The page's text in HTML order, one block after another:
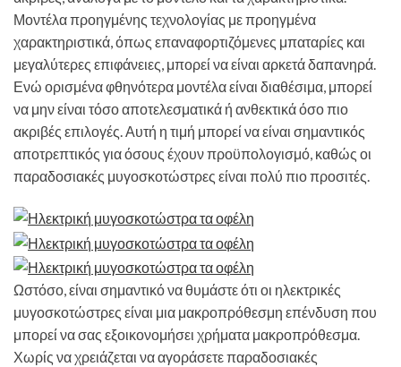
Μοντέλα προηγμένης τεχνολογίας με προηγμένα
χαρακτηριστικά, όπως επαναφορτιζόμενες μπαταρίες και
μεγαλύτερες επιφάνειες, μπορεί να είναι αρκετά δαπανηρά.
Ενώ ορισμένα φθηνότερα μοντέλα είναι διαθέσιμα, μπορεί
να μην είναι τόσο αποτελεσματικά ή ανθεκτικά όσο πιο
ακριβές επιλογές. Αυτή η τιμή μπορεί να είναι σημαντικός
αποτρεπτικός για όσους έχουν προϋπολογισμό, καθώς οι
παραδοσιακές μυγοσκοτώστρες είναι πολύ πιο προσιτές.
Ωστόσο, είναι σημαντικό να θυμάστε ότι οι ηλεκτρικές
μυγοσκοτώστρες είναι μια μακροπρόθεσμη επένδυση που
μπορεί να σας εξοικονομήσει χρήματα μακροπρόθεσμα.
Χωρίς να χρειάζεται να αγοράσετε παραδοσιακές